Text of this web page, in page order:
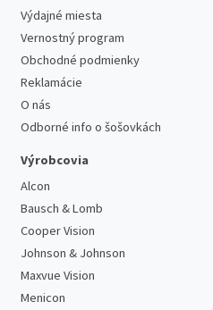
Výdajné miesta
Vernostný program
Obchodné podmienky
Reklamácie
O nás
Odborné info o šošovkách
Výrobcovia
Alcon
Bausch & Lomb
Cooper Vision
Johnson & Johnson
Maxvue Vision
Menicon